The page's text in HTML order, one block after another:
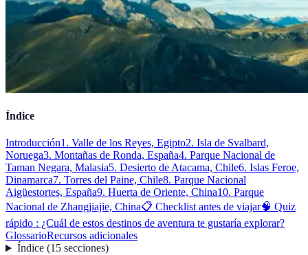
Índice
Introducción1. Valle de los Reyes, Egipto2. Isla de Svalbard,
Noruega3. Montañas de Ronda, España4. Parque Nacional de
Taman Negara, Malasia5. Desierto de Atacama, Chile6. Islas Feroe,
Dinamarca7. Torres del Paine, Chile8. Parque Nacional
Aigüestortes, España9. Huerta de Oriente, China10. Parque
Nacional de Zhangjiajie, China📋 Checklist antes de viajar🧠 Quiz
rápido : ¿Cuál de estos destinos de aventura te gustaría explorar?
GlossarioRecursos adicionales
Índice(15 secciones)